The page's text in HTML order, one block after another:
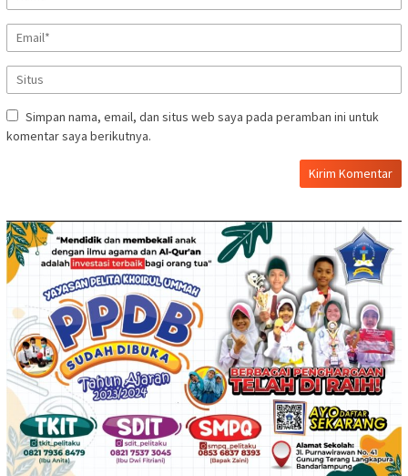
Simpan nama, email, dan situs web saya pada peramban ini untuk
komentar saya berikutnya.